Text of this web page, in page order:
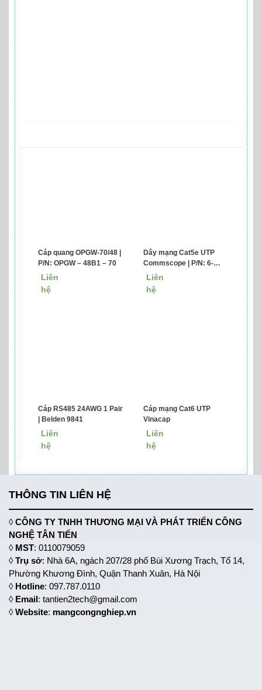
Cáp quang OPGW-70/48 |
P/N: OPGW – 48B1 – 70
Liên
hệ
Dây mạng Cat5e UTP
Commscope | P/N: 6-
219590-2
Liên
hệ
Cáp RS485 24AWG 1 Pair
| Belden 9841
Liên
hệ
Cáp mạng Cat6 UTP
Vinacap
Liên
hệ
THÔNG TIN LIÊN HỆ
◊CÔNG TY TNHH THƯƠNG MẠI VÀ PHÁT TRIỂN CÔNG
NGHỆ TÂN TIẾN
◊ MST: 0110079059
◊Trụ sở: Nhà 6A, ngách 207/28 phố Bùi Xương Trạch, Tổ 14,
Phường Khương Đình, Quận Thanh Xuân, Hà Nội
◊ Hotline: 097.787.0110
◊ Email: tantien2tech@gmail.com
◊Website: mangcongnghiep.vn